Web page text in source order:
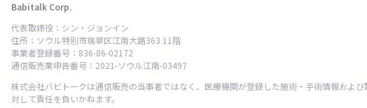
Babitalk Corp.
代表取締役：シン・ジョンイン
住所：ソウル特別市瑞草区江南大路363 11階
事業者登録番号：836-86-02172
通信販売業申告番号：2021-ソウル江南-03497
株式会社バビトークは通信販売の当事者ではなく、医療機関が登録した施術・手術情報および
対して責任を負いかねます。